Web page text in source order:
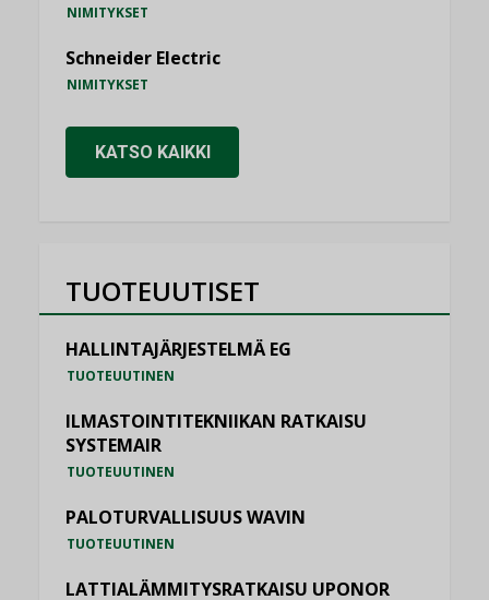
NIMITYKSET
Schneider Electric
NIMITYKSET
KATSO KAIKKI
TUOTEUUTISET
HALLINTAJÄRJESTELMÄ EG
TUOTEUUTINEN
ILMASTOINTITEKNIIKAN RATKAISU
SYSTEMAIR
TUOTEUUTINEN
PALOTURVALLISUUS WAVIN
TUOTEUUTINEN
LATTIALÄMMITYSRATKAISU UPONOR